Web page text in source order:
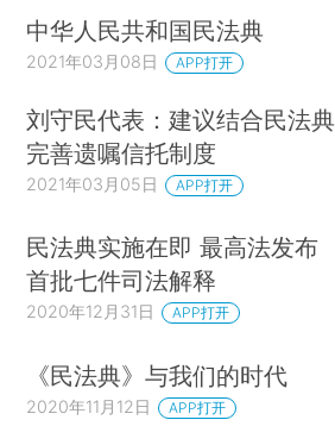
中华人民共和国民法典
2021年03月08日 APP打开
刘守民代表：建议结合民法典
完善遗嘱信托制度
2021年03月05日 APP打开
民法典实施在即 最高法发布
首批七件司法解释
2020年12月31日 APP打开
《民法典》与我们的时代
2020年11月12日 APP打开